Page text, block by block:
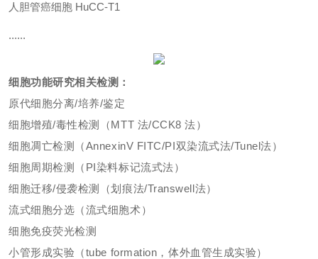
人胆管癌细胞 HuCC-T1
......
细胞功能研究相关检测：
原代细胞分离/培养/鉴定
细胞增殖/毒性检测（MTT 法/CCK8 法）
细胞凋亡检测（AnnexinV FITC/PI双染流式法/Tunel法）
细胞周期检测（PI染料标记流式法）
细胞迁移/侵袭检测（划痕法/Transwell法）
流式细胞分选（流式细胞术）
细胞免疫荧光检测
小管形成实验（tube formation，体外血管生成实验）